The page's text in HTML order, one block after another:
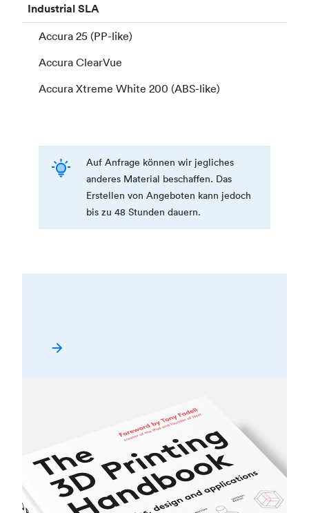
IndustrialSLA
Accura 25 (PP-like)
Accura ClearVue
Accura Xtreme White 200 (ABS-like)
Auf Anfrage können wir jegliches
anderes Material beschaffen. Das
Erstellen von Angeboten kann jedoch
bis zu 48 Stunden dauern.